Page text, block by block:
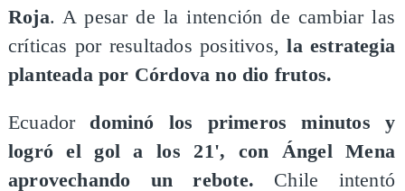
Roja. A pesar de la intención de cambiar las
críticas por resultados positivos,la estrategia
planteada por Córdova no dio frutos.
Ecuadordominó los primeros minutos y
logró el gol a los 21', con Ángel Mena
aprovechando un rebote. Chile intentó